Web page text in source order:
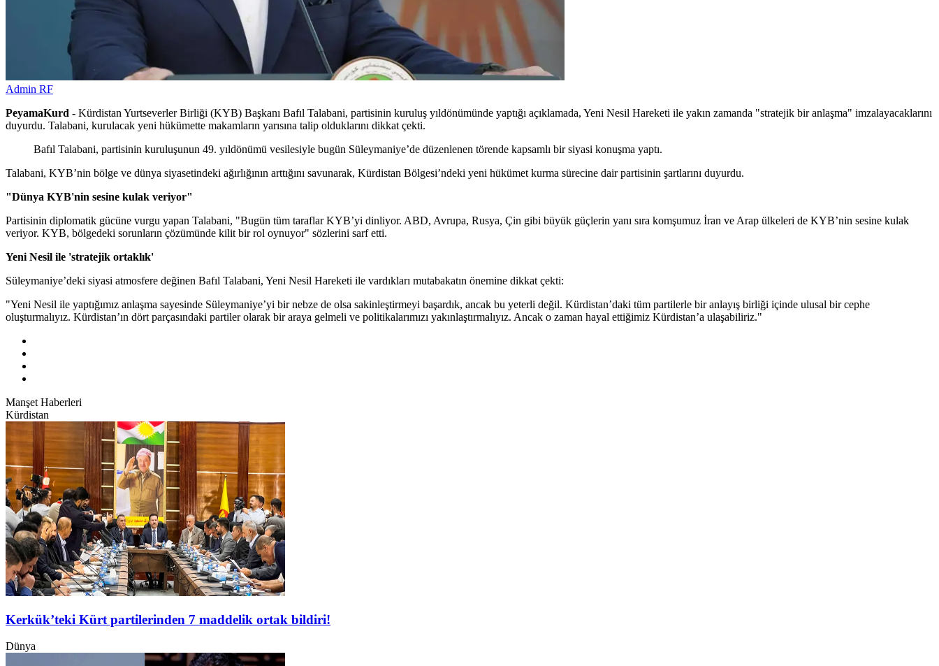
Admin RF
PeyamaKurd - Kürdistan Yurtseverler Birliği (KYB) Başkanı Bafıl Talabani, partisinin kuruluş yıldönümünde yaptığı açıklamada, Yeni Nesil Hareketi ile yakın zamanda "stratejik bir anlaşma" imzalayacaklarını
duyurdu. Talabani, kurulacak yeni hükümette makamların yarısına talip olduklarını dikkat çekti.
Bafıl Talabani, partisinin kuruluşunun 49. yıldönümü vesilesiyle bugün Süleymaniye’de düzenlenen törende kapsamlı bir siyasi konuşma yaptı.
Talabani, KYB’nin bölge ve dünya siyasetindeki ağırlığının arttığını savunarak, Kürdistan Bölgesi’ndeki yeni hükümet kurma sürecine dair partisinin şartlarını duyurdu.
"Dünya KYB'nin sesine kulak veriyor"
Partisinin diplomatik gücüne vurgu yapan Talabani, "Bugün tüm taraflar KYB’yi dinliyor. ABD, Avrupa, Rusya, Çin gibi büyük güçlerin yanı sıra komşumuz İran ve Arap ülkeleri de KYB’nin sesine kulak
veriyor. KYB, bölgedeki sorunların çözümünde kilit bir rol oynuyor" sözlerini sarf etti.
Yeni Nesil ile 'stratejik ortaklık'
Süleymaniye’deki siyasi atmosfere değinen Bafıl Talabani, Yeni Nesil Hareketi ile vardıkları mutabakatın önemine dikkat çekti:
"Yeni Nesil ile yaptığımız anlaşma sayesinde Süleymaniye’yi bir nebze de olsa sakinleştirmeyi başardık, ancak bu yeterli değil. Kürdistan’daki tüm partilerle bir anlayış birliği içinde ulusal bir cephe
oluşturmalıyız. Kürdistan’ın dört parçasındaki partiler olarak bir araya gelmeli ve politikalarımızı yakınlaştırmalıyız. Ancak o zaman hayal ettiğimiz Kürdistan’a ulaşabiliriz."
Manşet Haberleri
Kürdistan
Kerkük’teki Kürt partilerinden 7 maddelik ortak bildiri!
Dünya